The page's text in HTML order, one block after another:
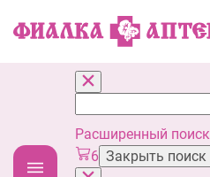
Расширенный поиск
6 Закрыть поиск